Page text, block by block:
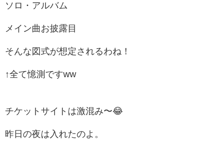
ソロ・アルバム
メイン曲お披露目
そんな図式が想定されるわね！
↑全て憶測ですww
チケットサイトは激混み〜😂
昨日の夜は入れたのよ。